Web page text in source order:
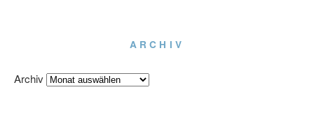
ARCHIV
Archiv